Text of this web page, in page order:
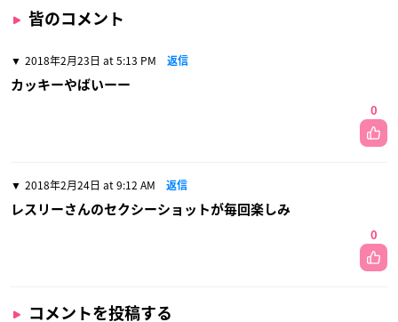
皆のコメント
2018年2月23日 at 5:13 PM 返信
カッキーやばいーー
0
2018年2月24日 at 9:12 AM 返信
レスリーさんのセクシーショットが毎回楽しみ
0
コメントを投稿する